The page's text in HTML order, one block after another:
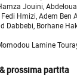
Jouini,
Hmizi, Adem Ben
Dabbebi, Borhane
Lamine
prossima partita